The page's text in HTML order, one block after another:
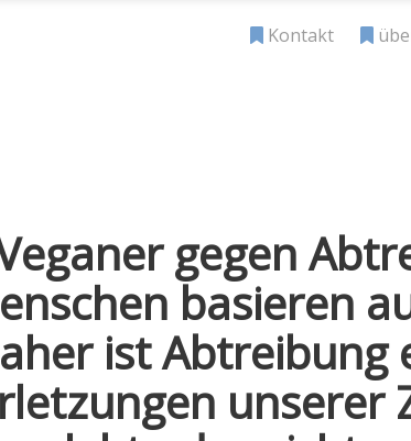
Kontakt
gegen
basieren
ist
unserer